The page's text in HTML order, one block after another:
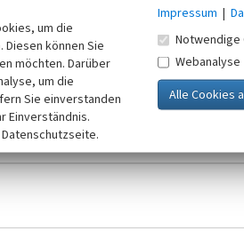
ausschließlich im Rahmen der KuLaDig-
Datenschutzgesetzes NRW und der seit
Hinweise zumDatenschutz
um die
können Sie
möchten. Darüber
um die
Sie einverstanden
Einverständnis.
Impressum |
Notwendige
Webanalyse